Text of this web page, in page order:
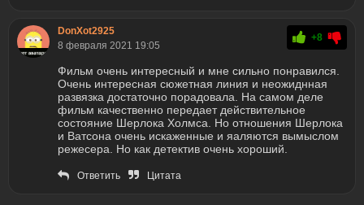
DonXot2925
8 февраля 2021 19:05
+8
Фильм очень интересный и мне сильно понравился.
Очень интересная сюжетная линия и неожиднная
развязка достаточно порадовала. На самом деле
фильм качественно передает действительное
состояние Шерлока Холмса. Но отношения Шерлока
и Ватсона очень искаженные и яаляются вымыслом
режесера. Но как детектив очень хороший.
Ответить Цитата